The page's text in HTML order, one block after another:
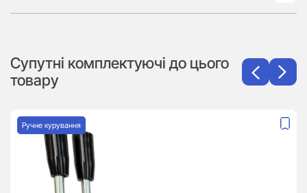
Супутні комплектуючі до цього
товару
Ручне курування